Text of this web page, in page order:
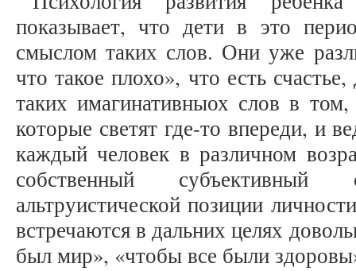
показывает, что дети в это
смыслом таких слов. Они уже
что такое плохо», что есть
таких имагинативныох слов в
которые светят где-то впереди, и
каждый человек в различном
собственный
альтруистической позиции
встречаются в дальних целях
был мир», «чтобы все были